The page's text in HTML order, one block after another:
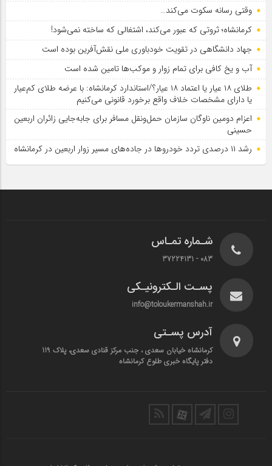
وقتی رسانه سکوت می‌کند…
کرمانشاه؛ ثروتی که عبور می‌کند، اشتغالی که ساخته نمی‌شود!
جهاد دانشگاهی در تقویت خودباوری ملی نقش‌آفرین بوده است
آب و یخ کافی برای تمام زوار و موکب‌ها تامین شده است
طلای ۱۸ عیار یا اعتماد ۱۸ عیار؟/استاندارد کرمانشاه: با عرضه طلای کم‌عیار
یا دارای مشخصات خلاف واقع برخورد قانونی می‌کنیم
اعزام دومین ناوگان سازمان حمل‌ونقل مسافر برای جابه‌جایی زائران اربعین
حسینی
رشد ۱۱ درصدی تردد خودروها در جاده‌های مسیر زوار اربعین در کرمانشاه
شـماره تمـاس
083 - 37224131
پسـت الـکترونیـکی
info@toloukermanshah.ir
آدرس پسـتی
کرمانشاه خیابان سعدی ، جنب مرکز قنادی سعدی، پلاک 119
دفتر پایگاه خبری طلوع کرمانشاه